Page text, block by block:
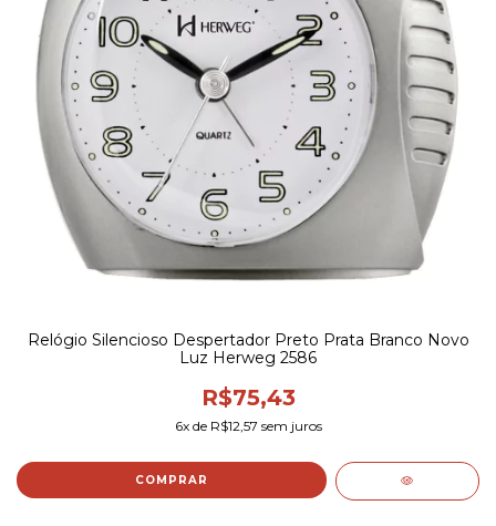
Relógio Silencioso Despertador Preto Prata Branco Novo
Luz Herweg 2586
R$75,43
6x de R$12,57 sem juros
COMPRAR